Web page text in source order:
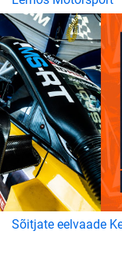
Sõitjate eelvaade